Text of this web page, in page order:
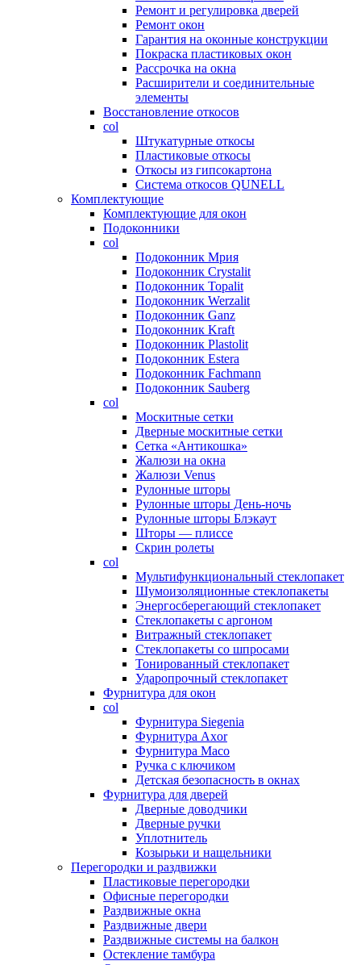
Ремонт и регулировка дверей
Ремонт окон
Гарантия на оконные конструкции
Покраска пластиковых окон
Рассрочка на окна
Расширители и соединительные
элементы
Восстановление откосов
col
Штукатурные откосы
Пластиковые откосы
Откосы из гипсокартона
Система откосов QUNELL
Комплектующие
Комплектующие для окон
Подоконники
col
Подоконник Мрия
Подоконник Crystalit
Подоконник Topalit
Подоконник Werzalit
Подоконник Ganz
Подоконник Kraft
Подоконник Plastolit
Подоконник Estera
Подоконник Fachmann
Подоконник Sauberg
col
Москитные сетки
Дверные москитные сетки
Сетка «Антикошка»
Жалюзи на окна
Жалюзи Venus
Рулонные шторы
Рулонные шторы День-ночь
Рулонные шторы Блэкаут
Шторы — плиссе
Скрин ролеты
col
Мультифункциональный стеклопакет
Шумоизоляционные стеклопакеты
Энергосберегающий стеклопакет
Стеклопакеты с аргоном
Витражный стеклопакет
Стеклопакеты со шпросами
Тонированный стеклопакет
Ударопрочный стеклопакет
Фурнитура для окон
col
Фурнитура Siegenia
Фурнитура Axor
Фурнитура Maco
Ручка с ключиком
Детская безопасность в окнах
Фурнитура для дверей
Дверные доводчики
Дверные ручки
Уплотнитель
Козырьки и нащельники
Перегородки и раздвижки
Пластиковые перегородки
Офисные перегородки
Раздвижные окна
Раздвижные двери
Раздвижные системы на балкон
Остекление тамбура